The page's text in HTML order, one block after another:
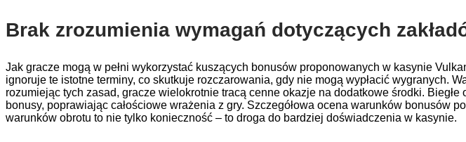
Brak zrozumienia wymagań dotyczących
Jak gracze mogą w pełni wykorzystać kuszących bonusów proponowanych w kasynie
ignoruje te istotne terminy, co skutkuje rozczarowania, gdy nie mogą wypłacić wygranych.
rozumiejąc tych zasad, gracze wielokrotnie tracą cenne okazje na dodatkowe środki.
bonusy, poprawiając całościowe wrażenia z gry. Szczegółowa ocena warunków
warunków obrotu to nie tylko konieczność – to droga do bardziej doświadczenia w kasynie.